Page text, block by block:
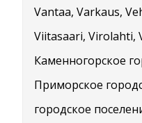
Vantaa, Varkaus,
Viitasaari, Virolahti,
Каменногорское
Приморское
городское